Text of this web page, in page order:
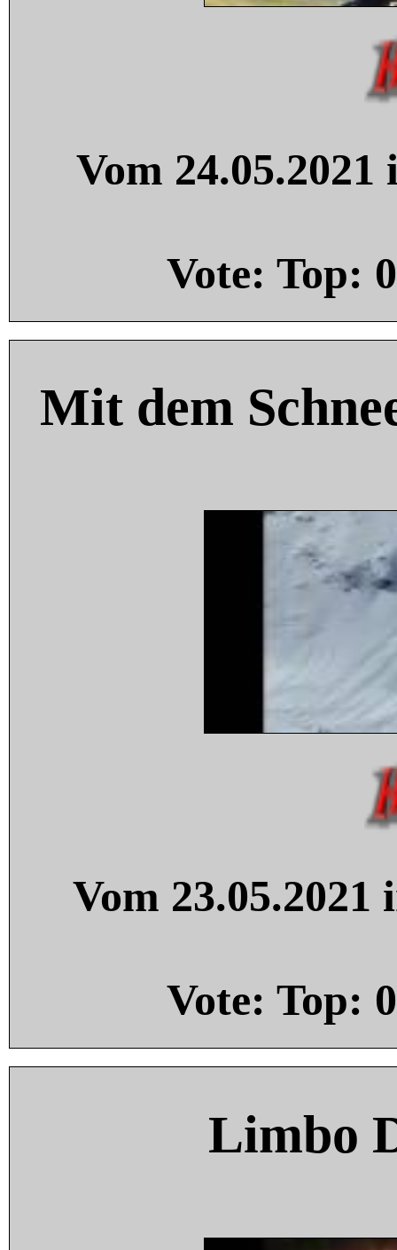
Vom
Vote: Top: 0
Mit dem
Vom
Vote: Top: 0
Limbo